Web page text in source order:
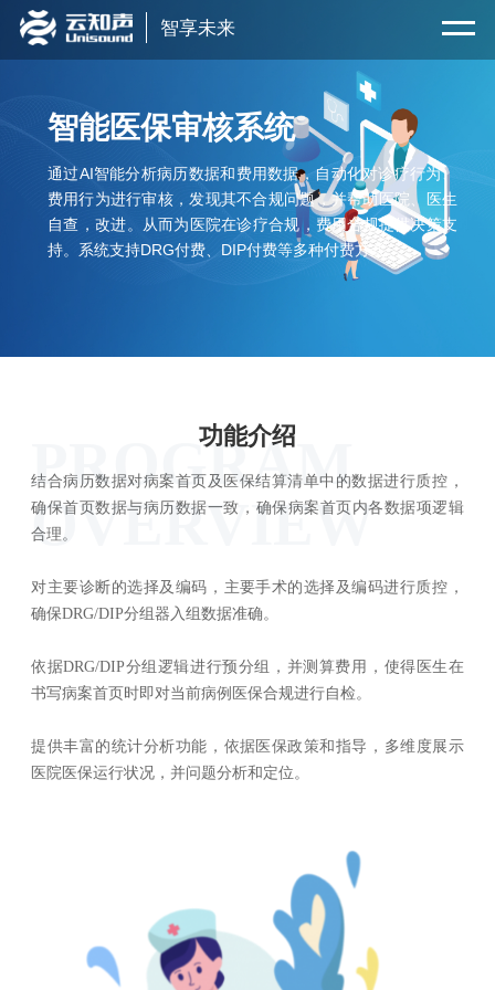
智享未来
智能医保审核系统
通过AI智能分析病历数据和费用数据，自动化对诊疗行为、
费用行为进行审核，发现其不合规问题，并帮助医院、医生
自查，改进。从而为医院在诊疗合规，费用合规提供决策支
持。系统支持DRG付费、DIP付费等多种付费方式。
功能介绍
PROGRAM
OVERVIEW
结合病历数据对病案首页及医保结算清单中的数据进行质控，
确保首页数据与病历数据一致，确保病案首页内各数据项逻辑
合理。
对主要诊断的选择及编码，主要手术的选择及编码进行质控，
确保DRG/DIP分组器入组数据准确。
依据DRG/DIP分组逻辑进行预分组，并测算费用，使得医生在
书写病案首页时即对当前病例医保合规进行自检。
提供丰富的统计分析功能，依据医保政策和指导，多维度展示
医院医保运行状况，并问题分析和定位。